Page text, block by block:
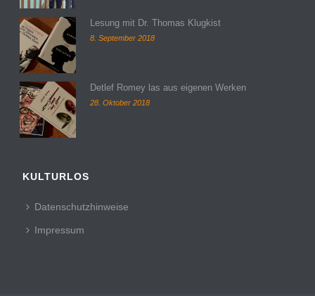
Lesung mit Dr. Thomas Klugkist
8. September 2018
Detlef Romey las aus eigenen Werken
28. Oktober 2018
KULTURLOS
Datenschutzhinweise
Impressum